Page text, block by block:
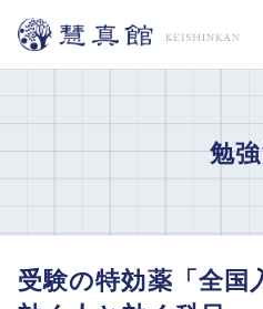
テ
勉
受験の特効薬「全国